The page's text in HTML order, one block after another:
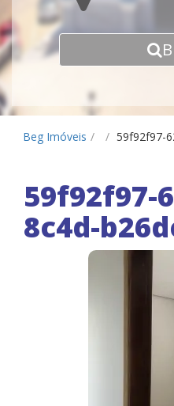
Beg Imóveis / / 59f92f97-
59f92f97-
8c4d-